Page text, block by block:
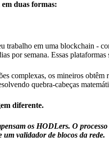
em duas formas:
trabalho em uma blockchain -
por semana. Essas
complexas, os mineiros
quebra-cabeças
diferente.
os HODLers. O
um validador de blocos da rede.